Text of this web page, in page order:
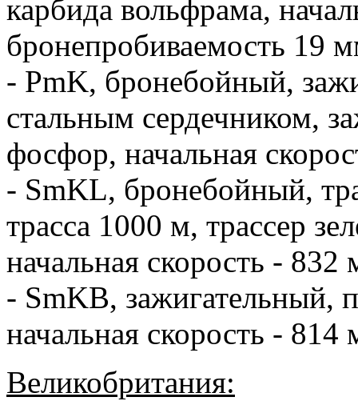
карбида вольфрама,
бронепробиваемость 19
- PmK, бронебойный,
стальным сердечником,
фосфор, начальная
- SmKL, бронебойный,
трасса 1000 м, трассер
начальная скорость - 832
- SmKB, зажигательный,
начальная скорость - 814
Великобритания: